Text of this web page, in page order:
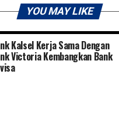
YOU MAY LIKE
Kalsel Kerja Sama Dengan
Victoria Kembangkan Bank